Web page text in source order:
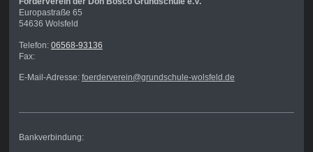
Europastraße 65
54636 Wolsfeld
Telefon: 06568-93136
Fax:
E-Mail-Adresse: foerderverein@grundschule-wolsfeld.de
Bankverbindung: